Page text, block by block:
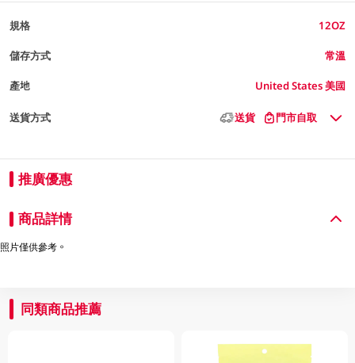
規格 12OZ
儲存方式 常溫
產地 United States 美國
送貨方式 送貨 門市自取
推廣優惠
商品詳情
照片僅供參考。
同類商品推薦